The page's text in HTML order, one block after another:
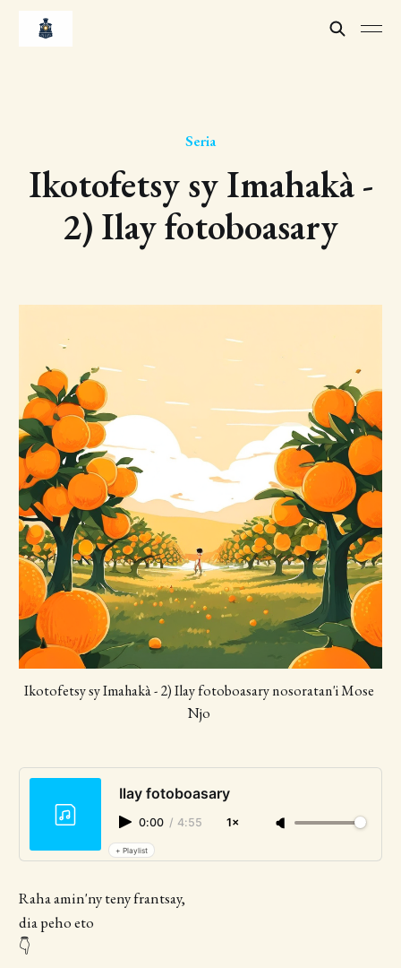
Seria
Ikotofetsy sy Imahakà -
2) Ilay fotoboasary
Ikotofetsy sy Imahakà - 2) Ilay fotoboasary nosoratan'i Mose
Njo
Ilay fotoboasary
0:00 / 4:55 1×
+ Playlist
Raha amin'ny teny frantsay,
dia peho eto
👇